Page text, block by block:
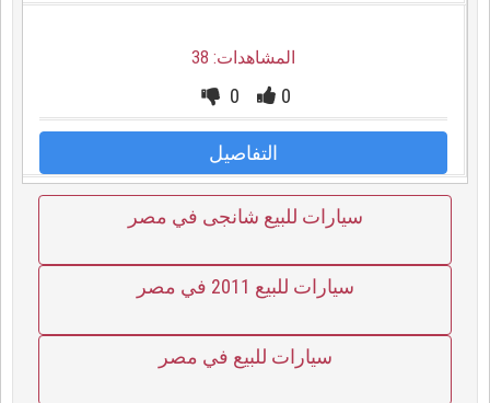
المشاهدات: 38
0
0
التفاصيل
سيارات للبيع شانجى في مصر
سيارات للبيع 2011 في مصر
سيارات للبيع في مصر